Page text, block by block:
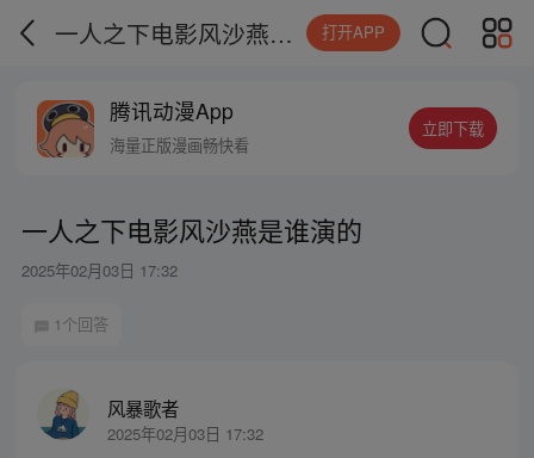
一人之下电影风沙燕是谁演的 打开APP
腾讯动漫App
海量正版漫画畅快看
立即下载
一人之下电影风沙燕是谁演的
2025年02月03日 17:32
1个回答
风暴歌者
2025年02月03日 17:32